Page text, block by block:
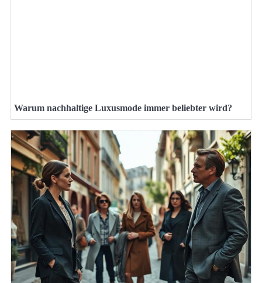
Warum nachhaltige Luxusmode immer beliebter wird?